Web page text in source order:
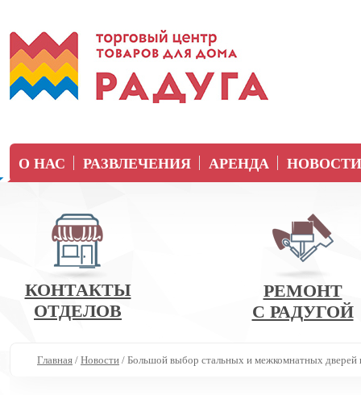
О НАС РАЗВЛЕЧЕНИЯ АРЕНДА НОВОСТИ
КОНТАКТЫ
ОТДЕЛОВ
РЕМОНТ
С РАДУГОЙ
Главная / Новости / Большой выбор стальных и межкомнатных дверей